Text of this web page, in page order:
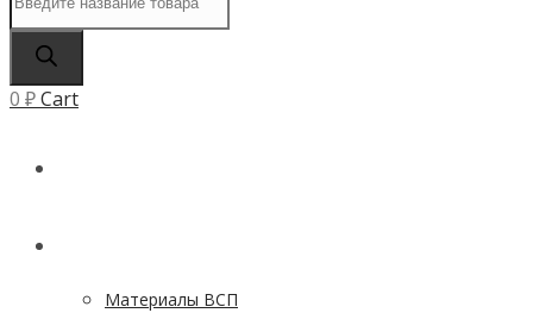
товаров
0 ₽Cart
Материалы ВСП